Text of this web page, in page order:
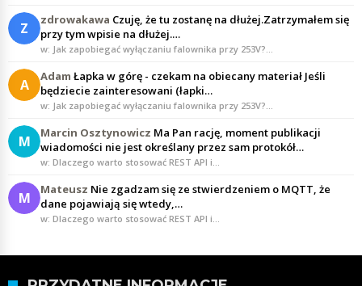
Z zdrowakawa Czuję, że tu zostanę na dłużej.Zatrzymałem się
przy tym wpisie na dłużej.…
w: Jak zapobiegać wyłączaniu falownika przy 253V?…
A Adam Łapka w górę - czekam na obiecany materiał Jeśli
będziecie zainteresowani (łapki…
w: Jak zapobiegać wyłączaniu falownika przy 253V?…
M Marcin Osztynowicz Ma Pan rację, moment publikacji
wiadomości nie jest określany przez sam protokół…
w: Dlaczego warto stosować REST API i…
M Mateusz Nie zgadzam się ze stwierdzeniem o MQTT, że
dane pojawiają się wtedy,…
w: Dlaczego warto stosować REST API i…